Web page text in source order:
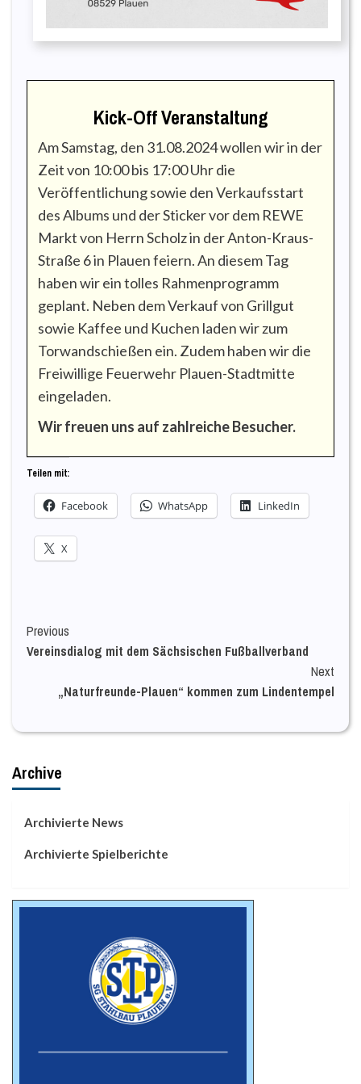
Kick-Off Veranstaltung
Am Samstag, den 31.08.2024 wollen wir in der
Zeit von 10:00 bis 17:00 Uhr die
Veröffentlichung sowie den Verkaufsstart
des Albums und der Sticker vor dem REWE
Markt von Herrn Scholz in der Anton-Kraus-
Straße 6 in Plauen feiern. An diesem Tag
haben wir ein tolles Rahmenprogramm
geplant. Neben dem Verkauf von Grillgut
sowie Kaffee und Kuchen laden wir zum
Torwandschießen ein. Zudem haben wir die
Freiwillige Feuerwehr Plauen-Stadtmitte
eingeladen.
Wir freuen uns auf zahlreiche Besucher.
Teilen mit:
Facebook WhatsApp LinkedIn
X
Continue
Reading
Previous
Vereinsdialog mit dem Sächsischen Fußballverband
Next
„Naturfreunde-Plauen“ kommen zum Lindentempel
Archive
Archivierte News
Archivierte Spielberichte